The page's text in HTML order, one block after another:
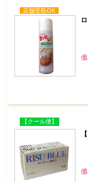
店舗受取OK
【クール便】